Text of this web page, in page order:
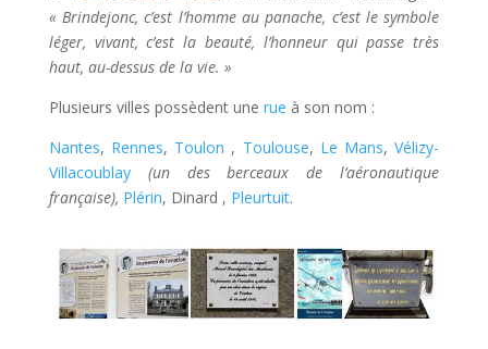
« Brindejonc, c’est l’homme au panache, c’est le symbole
léger, vivant, c’est la beauté, l’honneur qui passe très
haut, au-dessus de la vie. »
Plusieurs villes possèdent une rue à son nom :
Nantes, Rennes, Toulon , Toulouse, Le Mans,Vélizy-
Villacoublay
(un des berceaux de
l’aéronautique
française), Plérin, Dinard , Pleurtuit.